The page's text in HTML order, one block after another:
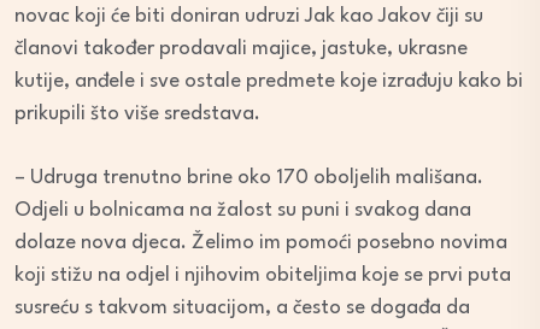
novac koji će biti doniran udruzi Jak kao Jakov čiji su
članovi također prodavali majice, jastuke, ukrasne
kutije, anđele i sve ostale predmete koje izrađuju kako bi
prikupili što više sredstava.
– Udruga trenutno brine oko 170 oboljelih mališana.
Odjeli u bolnicama na žalost su puni i svakog dana
dolaze nova djeca. Želimo im pomoći posebno novima
koji stižu na odjel i njihovim obiteljima koje se prvi puta
susreću s takvom situacijom, a često se događa da